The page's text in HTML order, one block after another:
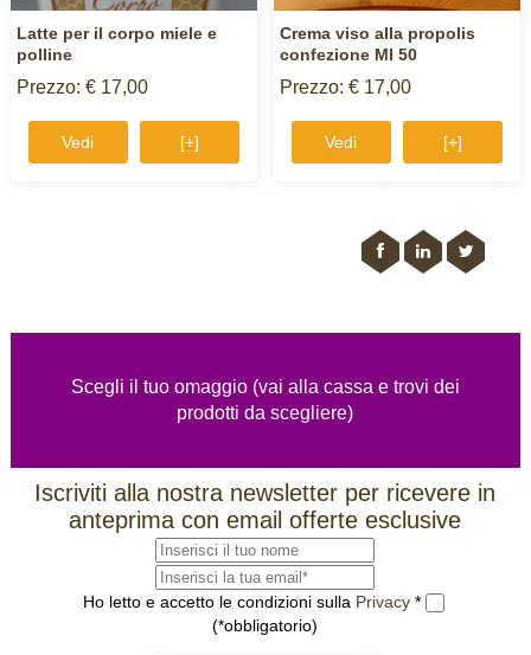
Latte per il corpo miele e
polline
Prezzo: € 17,00
Vedi [+]
Crema viso alla propolis
confezione Ml 50
Prezzo: € 17,00
Vedi [+]
Scegli il tuo omaggio (vai alla cassa e trovi dei
prodotti da scegliere)
Iscriviti alla nostra newsletter per ricevere in
anteprima con email offerte esclusive
Ho letto e accetto le condizioni sulla Privacy *
(*obbligatorio)